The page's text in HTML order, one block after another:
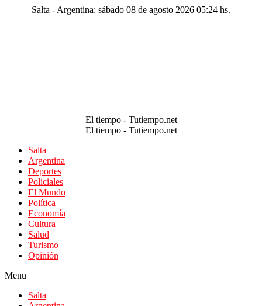
Salta - Argentina: sábado 08 de agosto 2026 05:24 hs.
El tiempo - Tutiempo.net
El tiempo - Tutiempo.net
Salta
Argentina
Deportes
Policiales
El Mundo
Política
Economía
Cultura
Salud
Turismo
Opinión
Menu
Salta